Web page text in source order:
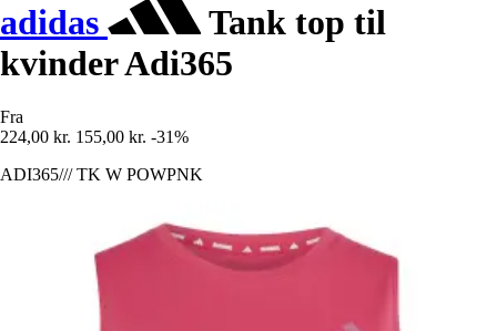
adidas
Tank top til
kvinder Adi365
Fra
224,00 kr. 155,00 kr. -31%
ADI365/// TK W POWPNK